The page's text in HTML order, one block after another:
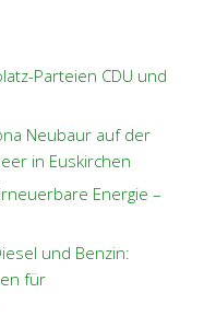
Parteien CDU und
Neubaur auf der
in Euskirchen
Energie –
und Benzin:
für